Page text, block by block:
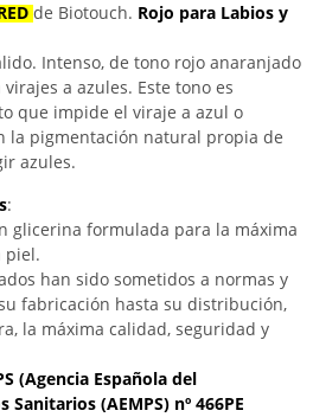
de Biotouch. Rojo para Labios y
Intenso, de tono rojo anaranjado
a azules. Este tono es
que impide el viraje a azul o
la pigmentación natural propia de
azules.
:
glicerina formulada para la máxima
piel.
han sido sometidos a normas y
fabricación hasta su distribución,
la máxima calidad, seguridad y
(Agencia Española del
(AEMPS) nº 466PE